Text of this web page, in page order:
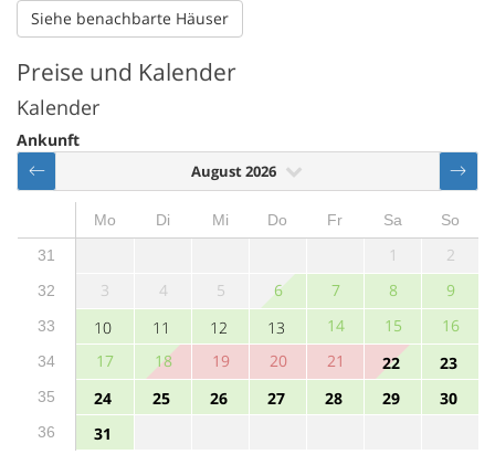
Siehe benachbarte Häuser
Preise und Kalender
Kalender
Ankunft
August 2026
Mo Di Mi Do Fr Sa
So
31
1 2
32 3 4 5 6 7 8 9
33 10 11 12 13 14 15 16
34 17 18 19 20 21 22 23
35 24 25 26 27 28 29 30
36 31